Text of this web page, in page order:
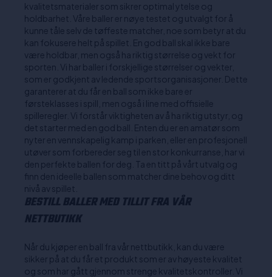
kvalitetsmaterialer som sikrer optimal ytelse og
holdbarhet. Våre baller er nøye testet og utvalgt for å
kunne tåle selv de tøffeste matcher, noe som betyr at du
kan fokusere helt på spillet. En god ball skal ikke bare
være holdbar, men også ha riktig størrelse og vekt for
sporten. Vi har baller i forskjellige størrelser og vekter,
som er godkjent av ledende sportsorganisasjoner. Dette
garanterer at du får en ball som ikke bare er
førsteklasses i spill, men også i line med offisielle
spilleregler. Vi forstår viktigheten av å ha riktig utstyr, og
det starter med en god ball. Enten du er en amatør som
nyter en vennskapelig kamp i parken, eller en profesjonell
utøver som forbereder seg til en stor konkurranse, har vi
den perfekte ballen for deg. Ta en titt på vårt utvalg og
finn den ideelle ballen som matcher dine behov og ditt
nivå av spillet.
BESTILL BALLER MED TILLIT FRA VÅR
NETTBUTIKK
Når du kjøper en ball fra vår nettbutikk, kan du være
sikker på at du får et produkt som er av høyeste kvalitet
og som har gått gjennom strenge kvalitetskontroller. Vi